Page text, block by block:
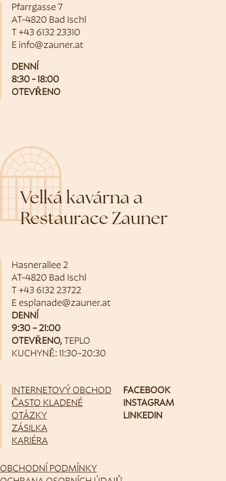
Pfarrgasse 7
AT-4820 Bad Ischl
T +43 6132 23310
E info@zauner.at
DENNÍ
8:30 - 18:00
OTEVŘENO
Velká kavárna a
Restaurace Zauner
Hasnerallee 2
AT-4820 Bad Ischl
T +43 6132 23722
E esplanade@zauner.at
DENNÍ
9:30 – 21:00
OTEVŘENO, TEPLO
KUCHYNĚ: 11:30–20:30
INTERNETOVÝ OBCHOD
ČASTO KLADENÉ
OTÁZKY
ZÁSILKA
KARIÉRA
FACEBOOK
INSTAGRAM
LINKEDIN
OBCHODNÍ PODMÍNKY